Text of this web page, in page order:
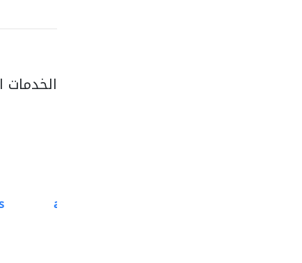
accurate bldh cont..